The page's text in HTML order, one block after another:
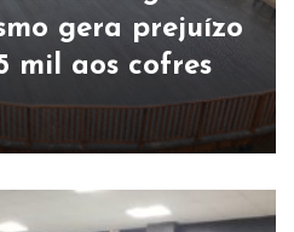
gera prejuízo
mil aos cofres